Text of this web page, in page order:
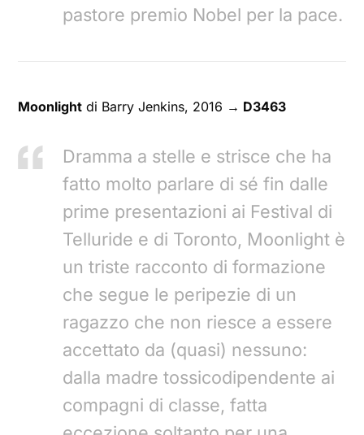
pastore premio Nobel per la pace.
Moonlight di Barry Jenkins, 2016 → D3463
Dramma a stelle e strisce che ha
fatto molto parlare di sé fin dalle
prime presentazioni ai Festival di
Telluride e di Toronto, Moonlight è
un triste racconto di formazione
che segue le peripezie di un
ragazzo che non riesce a essere
accettato da (quasi) nessuno:
dalla madre tossicodipendente ai
compagni di classe, fatta